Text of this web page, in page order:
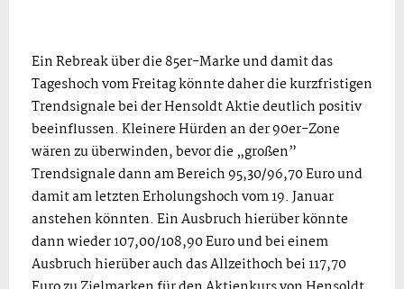
Ein Rebreak über die 85er-Marke und damit das
Tageshoch vom Freitag könnte daher die kurzfristigen
Trendsignale bei der Hensoldt Aktie deutlich positiv
beeinflussen. Kleinere Hürden an der 90er-Zone
wären zu überwinden, bevor die „großen”
Trendsignale dann am Bereich 95,30/96,70 Euro und
damit am letzten Erholungshoch vom 19. Januar
anstehen könnten. Ein Ausbruch hierüber könnte
dann wieder 107,00/108,90 Euro und bei einem
Ausbruch hierüber auch das Allzeithoch bei 117,70